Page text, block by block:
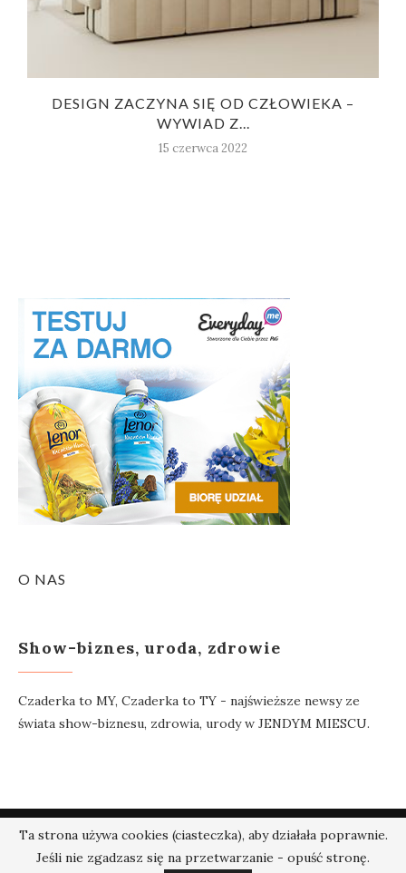
DESIGN ZACZYNA SIĘ OD CZŁOWIEKA –
WYWIAD Z...
15 czerwca 2022
O NAS
Show-biznes, uroda, zdrowie
Czaderka to MY, Czaderka to TY - najświeższe newsy ze
świata show-biznesu, zdrowia, urody w JENDYM MIESCU.
@2018 - Czaderka.pl. Wszelkie prawa zastrzeżone.
Ta strona używa cookies (ciasteczka), aby działała poprawnie.
Jeśli nie zgadzasz się na przetwarzanie - opuść stronę.